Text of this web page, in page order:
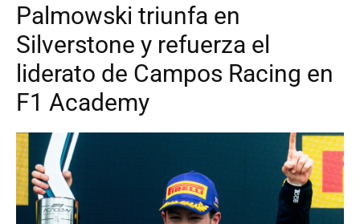
Palmowski triunfa en
Silverstone y refuerza el
liderato de Campos Racing en
F1 Academy